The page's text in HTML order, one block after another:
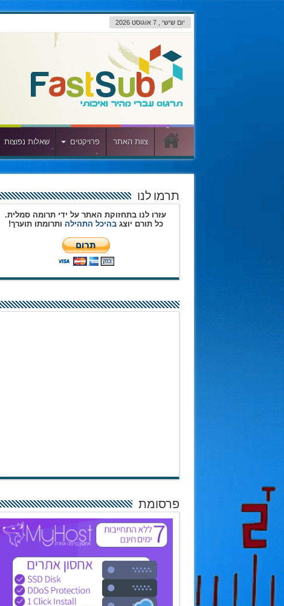
יום שישי , 7 אוגוסט 2026
צוות האתר פרויקטים שאלות נפוצות
תרמו לנו
עזרו לנו בתחזוקת האתר על ידי תרומה סמלית.
כל תורם יוצגבהיכל התהילה ותרומתו תוערך!
פרסומת